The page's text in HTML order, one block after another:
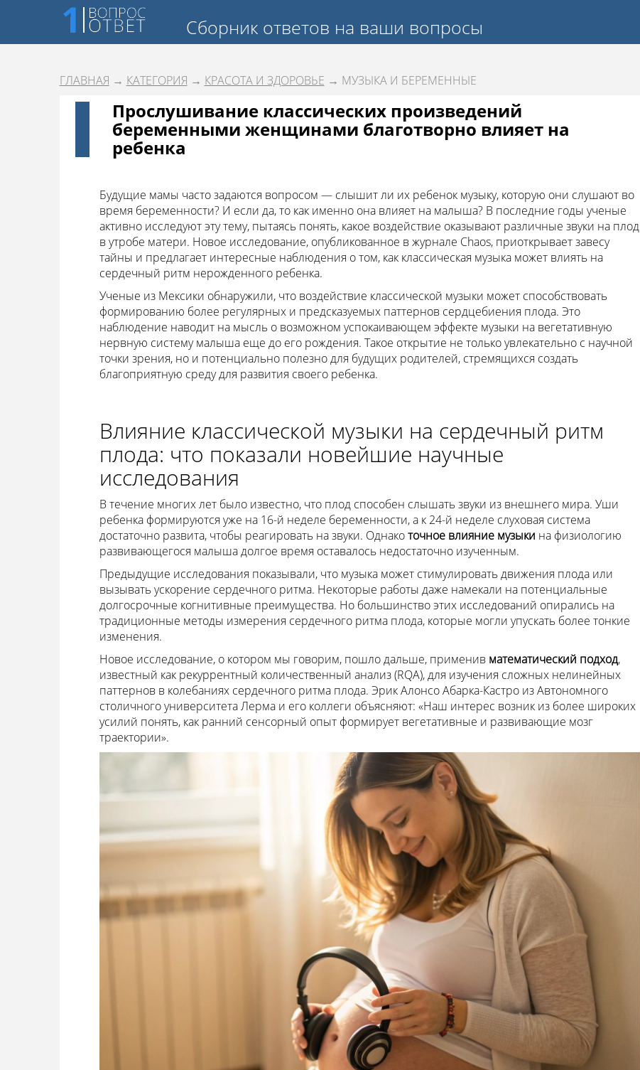
Сборник ответов на ваши вопросы
ГЛАВНАЯ → КАТЕГОРИЯ → КРАСОТА И ЗДОРОВЬЕ → МУЗЫКА И БЕРЕМЕННЫЕ
Прослушивание классических произведений
беременными женщинами благотворно влияет на
ребенка
Будущие мамы часто задаются вопросом — слышит ли их ребенок музыку, которую они слушают во
время беременности? И если да, то как именно она влияет на малыша? В последние годы ученые
активно исследуют эту тему, пытаясь понять, какое воздействие оказывают различные звуки на плод
в утробе матери. Новое исследование, опубликованное в журнале Chaos, приоткрывает завесу
тайны и предлагает интересные наблюдения о том, как классическая музыка может влиять на
сердечный ритм нерожденного ребенка.
Ученые из Мексики обнаружили, что воздействие классической музыки может способствовать
формированию более регулярных и предсказуемых паттернов сердцебиения плода. Это
наблюдение наводит на мысль о возможном успокаивающем эффекте музыки на вегетативную
нервную систему малыша еще до его рождения. Такое открытие не только увлекательно с научной
точки зрения, но и потенциально полезно для будущих родителей, стремящихся создать
благоприятную среду для развития своего ребенка.
Влияние классической музыки на сердечный ритм
плода: что показали новейшие научные
исследования
В течение многих лет было известно, что плод способен слышать звуки из внешнего мира. Уши
ребенка формируются уже на 16-й неделе беременности, а к 24-й неделе слуховая система
достаточно развита, чтобы реагировать на звуки. Однакоточное влияние музыки на физиологию
развивающегося малыша долгое время оставалось недостаточно изученным.
Предыдущие исследования показывали, что музыка может стимулировать движения плода или
вызывать ускорение сердечного ритма. Некоторые работы даже намекали на потенциальные
долгосрочные когнитивные преимущества. Но большинство этих исследований опирались на
традиционные методы измерения сердечного ритма плода, которые могли упускать более тонкие
изменения.
Новое исследование, о котором мы говорим, пошло дальше, применив математический подход,
известный как рекуррентный количественный анализ (RQA), для изучения сложных нелинейных
паттернов в колебаниях сердечного ритма плода. Эрик Алонсо Абарка-Кастро из Автономного
столичного университета Лерма и его коллеги объясняют: «Наш интерес возник из более широких
усилий понять, как ранний сенсорный опыт формирует вегетативные и развивающие мозг
траектории».